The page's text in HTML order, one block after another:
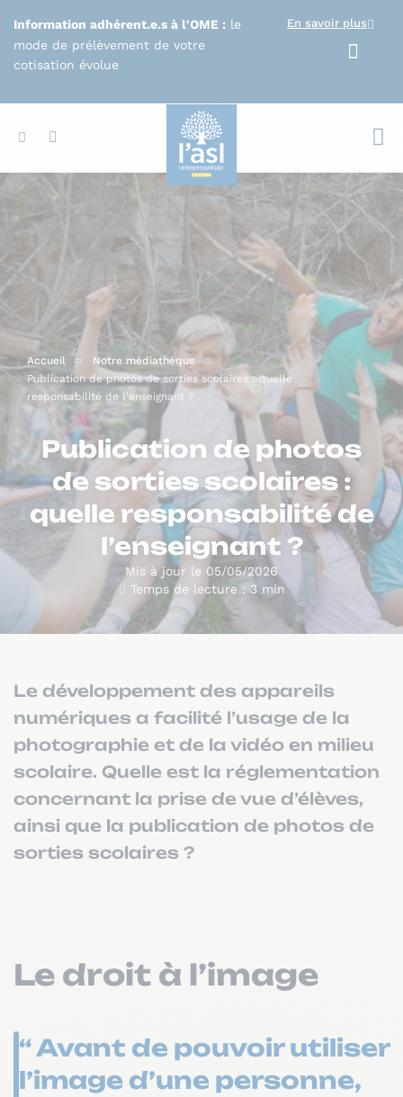
Information adhérent.e.s à l'OME : le
mode de prélèvement de votre
cotisation évolue
En savoir plus
Accueil
Notre médiathèque
Publication de photos de sorties scolaires : quelle
responsabilité de l’enseignant ?
Publication de photos
de sorties scolaires :
quelle responsabilité de
l’enseignant ?
Mis à jour le 05/05/2026
Temps de lecture : 3 min
Le développement des appareils
numériques a facilité l’usage de la
photographie et de la vidéo en milieu
scolaire. Quelle est la réglementation
concernant la prise de vue d’élèves,
ainsi que la publication de photos de
sorties scolaires ?
Le droit à l’image
“ Avant de pouvoir utiliser
l’image d’une personne,